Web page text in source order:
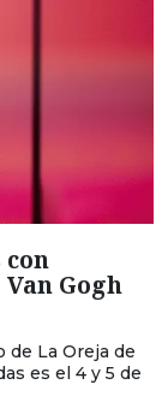
con
Van Gogh
de La Oreja de
es el 4 y 5 de